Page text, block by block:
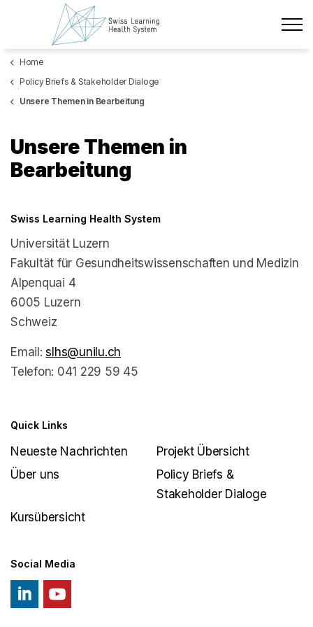
Zum Hauptinhalt wechseln
Neueste Nachrichten
Das Projekt
Kurse
Datenschutz
Impressum
Mitglieder
Deutsch
Home
Policy Briefs & Stakeholder Dialoge
Unsere Themen in Bearbeitung
Unsere Themen in
Bearbeitung
Swiss Learning Health System
Universität Luzern
Fakultät für Gesundheitswissenschaften und Medizin
Alpenquai 4
6005 Luzern
Schweiz
Email:slhs@unilu.ch
Telefon: 041 229 59 45
Quick Links
Neueste Nachrichten
Projekt Übersicht
Über uns
Policy Briefs &
Stakeholder Dialoge
Kursübersicht
Social Media